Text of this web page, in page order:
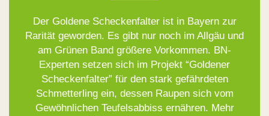
Der Goldene Scheckenfalter ist in Bayern zur
Rarität geworden. Es gibt nur noch im Allgäu und
am Grünen Band größere Vorkommen. BN-
Experten setzen sich im Projekt “Goldener
Scheckenfalter” für den stark gefährdeten
Schmetterling ein, dessen Raupen sich vom
Gewöhnlichen Teufelsabbiss ernähren. Mehr